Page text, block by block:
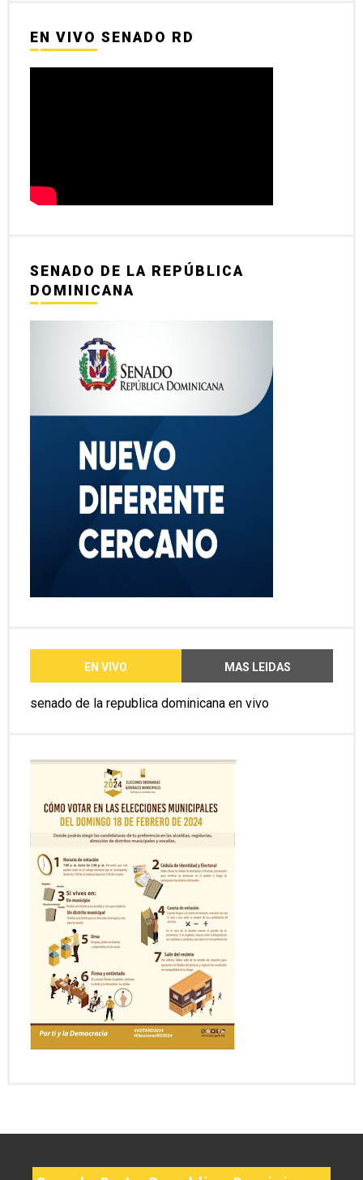
EN VIVO SENADO RD
SENADO DE LA REPÚBLICA
DOMINICANA
EN VIVO MAS LEIDAS
senado de la republica dominicana en vivo